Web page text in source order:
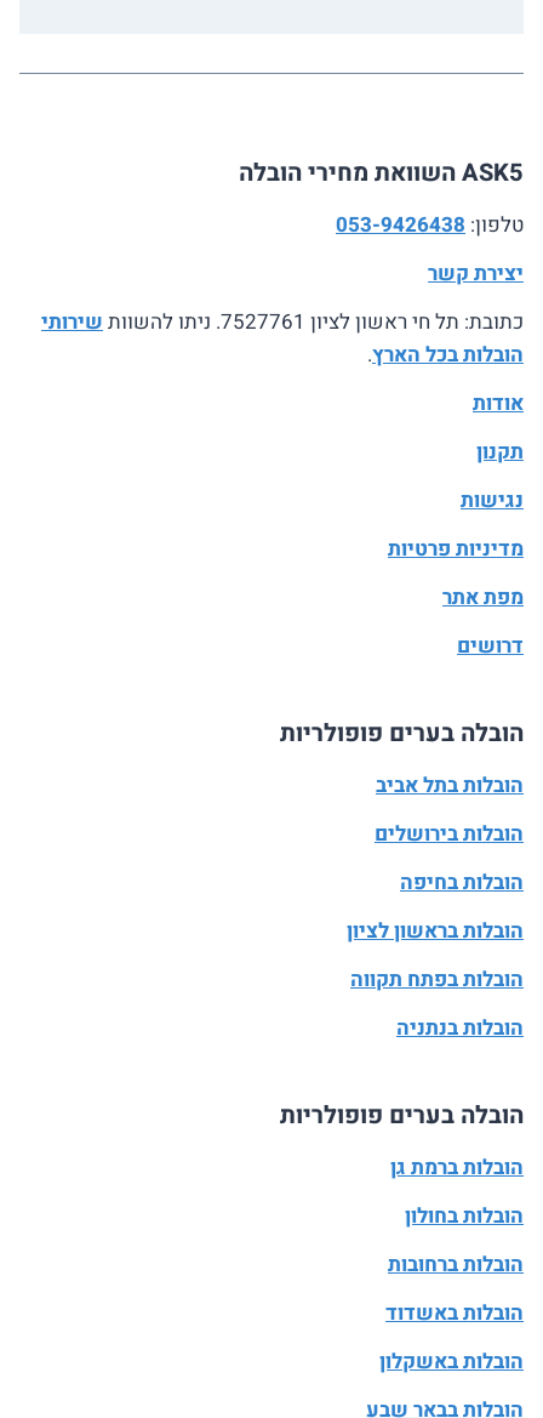
ASK5 השוואת מחירי הובלה
טלפון: 053-9426438
יצירת קשר
כתובת: תל חי ראשון לציון 7527761. ניתו להשוות
שירותי
הובלות בכל הארץ.
אודות
תקנון
נגישות
מדיניות פרטיות
מפת אתר
דרושים
הובלה בערים פופולריות
הובלות בתל אביב
הובלות בירושלים
הובלות בחיפה
הובלות בראשון לציון
הובלות בפתח תקווה
הובלות בנתניה
הובלה בערים פופולריות
הובלות ברמת גן
הובלות בחולון
הובלות ברחובות
הובלות באשדוד
הובלות באשקלון
הובלות בבאר שבע